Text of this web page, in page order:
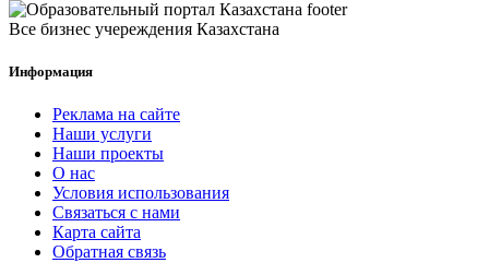
Все бизнес учереждения Казахстана
Информация
Реклама на сайте
Наши услуги
Наши проекты
О нас
Условия использования
Связаться с нами
Карта сайта
Обратная связь